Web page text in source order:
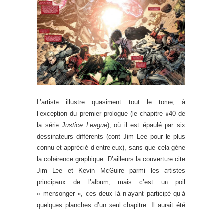
L’artiste illustre quasiment tout le tome, à
l’exception du premier prologue (le chapitre #40 de
la sérieJustice League), où il est épaulé par six
dessinateurs différents (dont Jim Lee pour le plus
connu et apprécié d’entre eux), sans que cela gène
la cohérence graphique. D’ailleurs la couverture cite
Jim Lee et Kevin McGuire parmi les artistes
principaux de l’album, mais c’est un poil
« mensonger », ces deux là n’ayant participé qu’à
quelques planches d’un seul chapitre. Il aurait été